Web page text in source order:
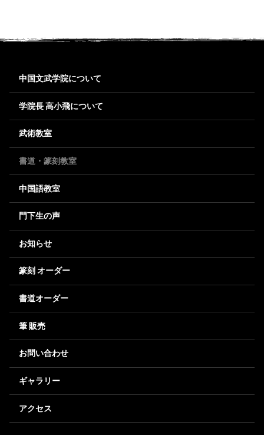
中国文武学院について
学院長 高小飛について
武術教室
書道・篆刻教室
中国語教室
門下生の声
お知らせ
篆刻 オーダー
書道オーダー
筆 販売
お問い合わせ
ギャラリー
アクセス